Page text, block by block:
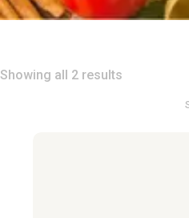
Showing all 2 results